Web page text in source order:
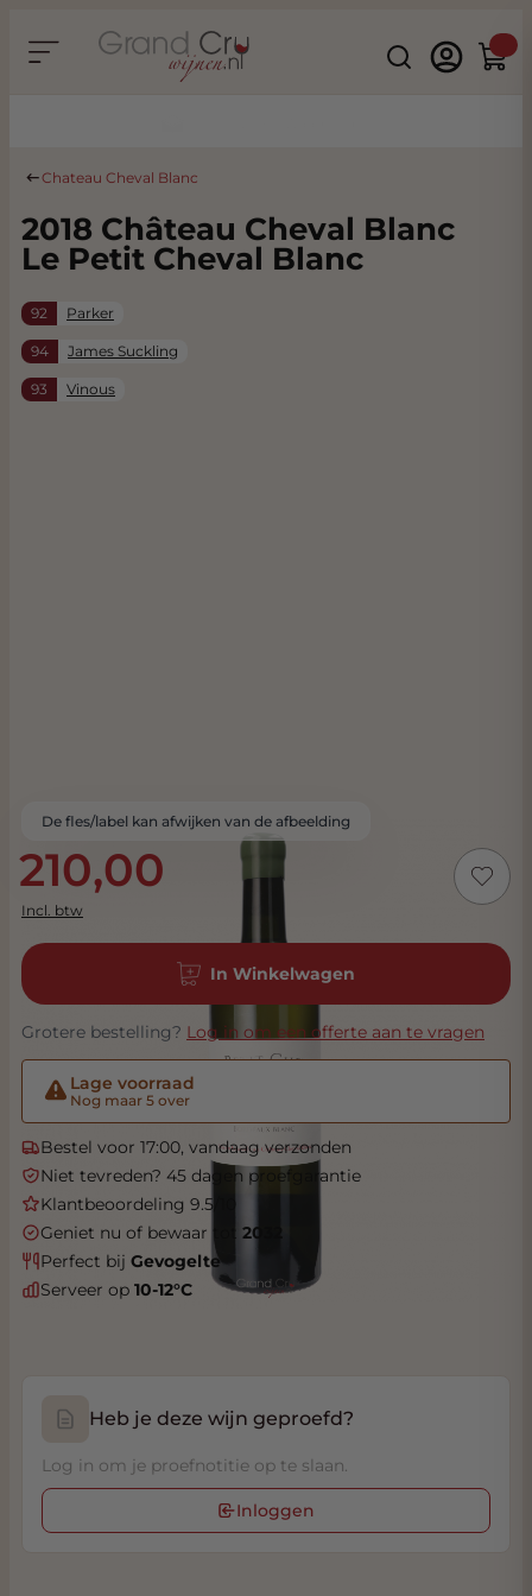
Search
Chateau Cheval Blanc
2018 Château Cheval Blanc
Le Petit Cheval Blanc
De fles/label kan afwijken van de afbeelding
92 Parker
94 James Suckling
93 Vinous
210,00
Incl. btw
In Winkelwagen
Grotere bestelling? Log in om een offerte aan te vragen
Lage voorraad
Nog maar 5 over
Bestel voor 17:00, vandaag verzonden
Niet tevreden? 45 dagen proefgarantie
Klantbeoordeling 9.5/10
Geniet nu of bewaar tot 2032
Perfect bij Gevogelte
Serveer op 10-12°C
Heb je deze wijn geproefd?
Log in om je proefnotitie op te slaan.
Inloggen